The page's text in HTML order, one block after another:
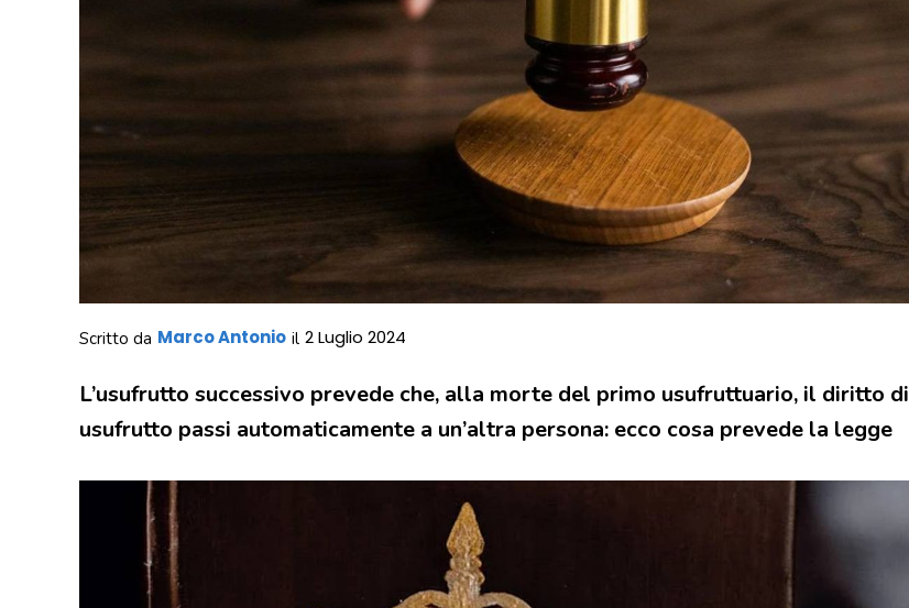
Scritto da Marco Antonio il 2 Luglio 2024
L’usufrutto successivo prevede che, alla morte del primo usufruttuario, il diritto di
usufrutto passi automaticamente a un’altra persona: ecco cosa prevede la legge